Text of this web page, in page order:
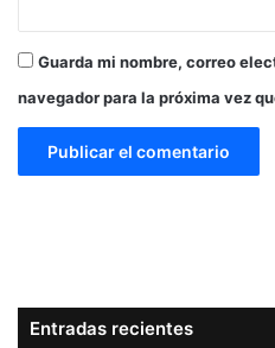
Guarda mi nombre, correo
navegador para la próxima vez
Entradas recientes